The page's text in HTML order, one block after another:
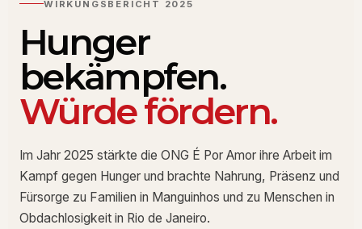
WIRKUNGSBERICHT 2025
Hunger
bekämpfen.
Würde fördern.
Im Jahr 2025 stärkte die ONG É Por Amor ihre Arbeit im
Kampf gegen Hunger und brachte Nahrung, Präsenz und
Fürsorge zu Familien in Manguinhos und zu Menschen in
Obdachlosigkeit in Rio de Janeiro.